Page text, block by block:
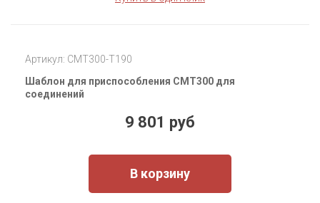
Артикул: CMT300-T190
Шаблон для приспособления CMT300 для
соединений
9 801 руб
В корзину